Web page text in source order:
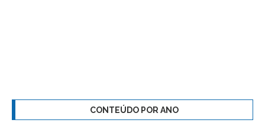
CONTEÚDO POR ANO